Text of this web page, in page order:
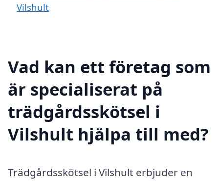
Vilshult
Vad kan ett företag som
är specialiserat på
trädgårdsskötsel i
Vilshult hjälpa till med?
Trädgårdsskötsel i Vilshult erbjuder en